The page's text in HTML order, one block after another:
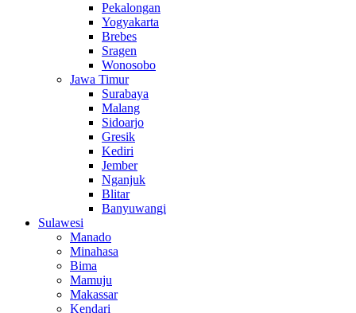
Pekalongan
Yogyakarta
Brebes
Sragen
Wonosobo
Jawa Timur
Surabaya
Malang
Sidoarjo
Gresik
Kediri
Jember
Nganjuk
Blitar
Banyuwangi
Sulawesi
Manado
Minahasa
Bima
Mamuju
Makassar
Kendari